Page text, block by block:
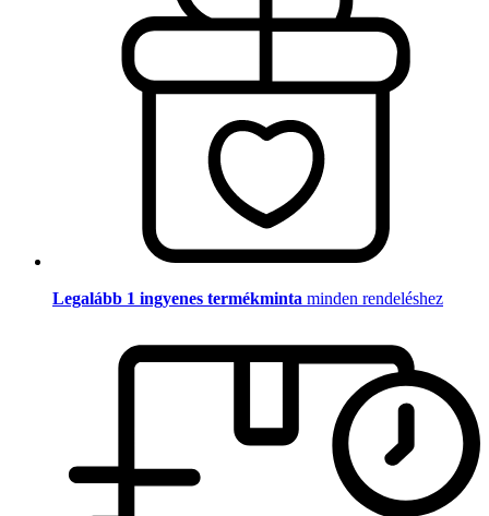
Legalább 1 ingyenes termékminta minden rendeléshez